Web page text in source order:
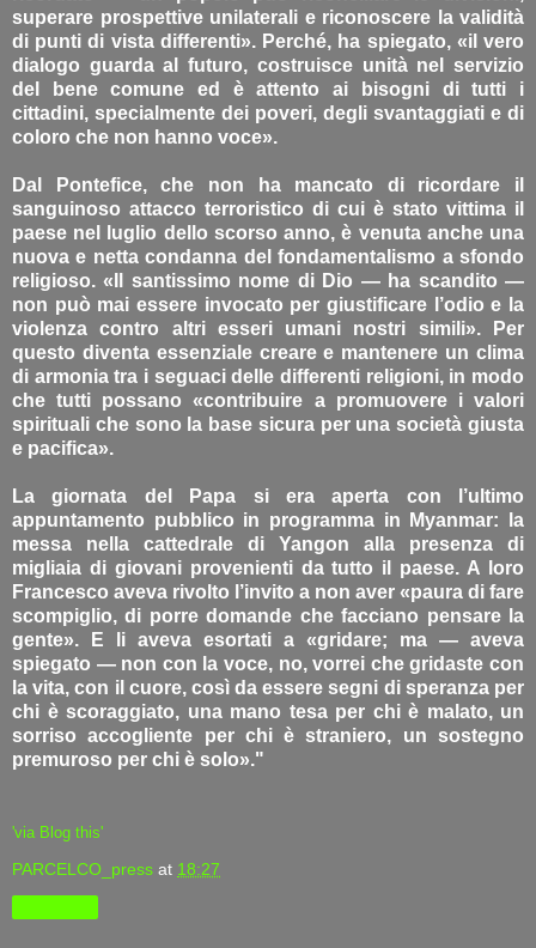
superare prospettive unilaterali e riconoscere la validità
di punti di vista differenti». Perché, ha spiegato, «il vero
dialogo guarda al futuro, costruisce unità nel servizio
del bene comune ed è attento ai bisogni di tutti i
cittadini, specialmente dei poveri, degli svantaggiati e di
coloro che non hanno voce».
Dal Pontefice, che non ha mancato di ricordare il
sanguinoso attacco terroristico di cui è stato vittima il
paese nel luglio dello scorso anno, è venuta anche una
nuova e netta condanna del fondamentalismo a sfondo
religioso. «Il santissimo nome di Dio — ha scandito —
non può mai essere invocato per giustificare l’odio e la
violenza contro altri esseri umani nostri simili». Per
questo diventa essenziale creare e mantenere un clima
di armonia tra i seguaci delle differenti religioni, in modo
che tutti possano «contribuire a promuovere i valori
spirituali che sono la base sicura per una società giusta
e pacifica».
La giornata del Papa si era aperta con l’ultimo
appuntamento pubblico in programma in Myanmar: la
messa nella cattedrale di Yangon alla presenza di
migliaia di giovani provenienti da tutto il paese. A loro
Francesco aveva rivolto l’invito a non aver «paura di fare
scompiglio, di porre domande che facciano pensare la
gente». E li aveva esortati a «gridare; ma — aveva
spiegato — non con la voce, no, vorrei che gridaste con
la vita, con il cuore, così da essere segni di speranza per
chi è scoraggiato, una mano tesa per chi è malato, un
sorriso accogliente per chi è straniero, un sostegno
premuroso per chi è solo»."
'via Blog this'
PARCELCO_press at 18:27